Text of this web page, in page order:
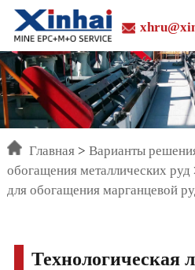
Главная >Варианты
обогащения металлических руд
для обогащения марганцевой
Технологическая